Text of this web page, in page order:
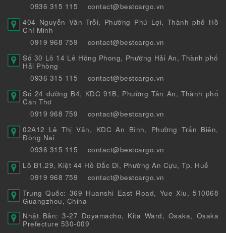
0936 315 115
contact@bestcargo.vn
404 Nguyễn Văn Trỗi, Phường Phú Lợi, Thành phố Hồ
Chí Minh
0919 968 759
contact@bestcargo.vn
Số 30 Lô 14 Lê Hồng Phong, Phường Hải An, Thành phố
Hải Phòng
0936 315 115
contact@bestcargo.vn
Số 24 đường B4, KDC 91B, Phường Tân An, Thành phố
Cần Thơ
0919 968 759
contact@bestcargo.vn
02A12 Lê Thị Vân, KDC An Bình, Phường Trấn Biên,
Đồng Nai
0936 315 115
contact@bestcargo.vn
Lô B1.29, Kiệt 44 Hồ Đắc Di, Phường An Cựu, Tp. Huế
0919 968 759
contact@bestcargo.vn
Trung Quốc: 369 Huanshi East Road, Yue Xiu, 510068
Guangzhou, China
Nhật Bản: 3-27 Doyamacho, Kita Ward, Osaka, Osaka
Prefecture 530-009